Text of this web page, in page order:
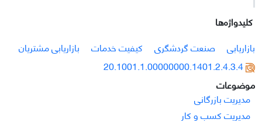
کلیدواژه‌ها
بازاریابی
صنعت گردشگری کیفیت خدمات
بازاریابی مشتریان
20.1001.1.00000000.1401.2.4.3.4
موضوعات
مدیریت بازرگانی
مدیریت کسب و کار